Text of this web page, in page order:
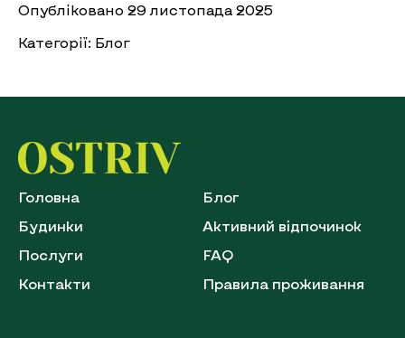
Опубліковано 29 листопада 2025
Категорії: Блог
Головна
Блог
Будинки
Активний відпочинок
Послуги
FAQ
Контакти
Правила проживання